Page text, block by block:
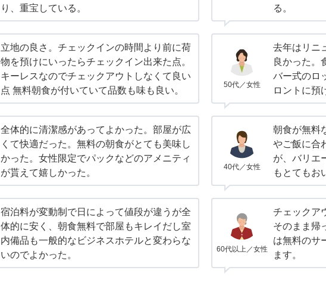
り、重宝している。
る。
立地の良さ。チェックインの時間より前に荷
物を預けにいったらチェックイン出来た点。
キーレスなのでチェックアウトしなくて良い
点 無料朝食が付いていて品数も味も良い。
50代／女性
去年はリニ
良かった。
バー式のロ
ロントに預
全体的に清潔感があってよかった。部屋が広
くて快適だった。無料の朝食がとても美味し
かった。女性限定でパックなどのアメニティ
が貰えて嬉しかった。
40代／女性
朝食が無料
やご飯に合
が、バリエ
もとてもお
宿泊料が変動制で日によって値段が違うが全
体的に安く、朝食無料で部屋もキレイだし室
内備品も一般的なビジネスホテルと変わらな
いのでよかった。
60代以上／女性
チェックア
そのまま帰
は無料のサ
ます。